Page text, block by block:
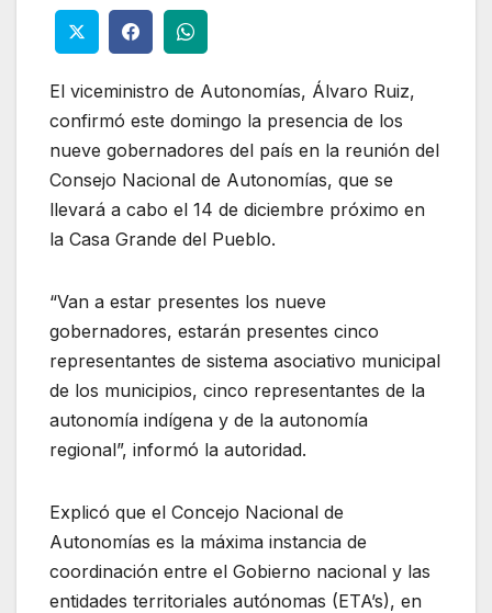
El viceministro de Autonomías, Álvaro Ruiz,
confirmó este domingo la presencia de los
nueve gobernadores del país en la reunión del
Consejo Nacional de Autonomías, que se
llevará a cabo el 14 de diciembre próximo en
la Casa Grande del Pueblo.
“Van a estar presentes los nueve
gobernadores, estarán presentes cinco
representantes de sistema asociativo municipal
de los municipios, cinco representantes de la
autonomía indígena y de la autonomía
regional”, informó la autoridad.
Explicó que el Concejo Nacional de
Autonomías es la máxima instancia de
coordinación entre el Gobierno nacional y las
entidades territoriales autónomas (ETA’s), en